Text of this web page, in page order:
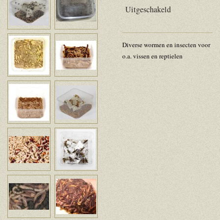
Uitgeschakeld
Diverse wormen en insecten voor
o.a. vissen en reptielen